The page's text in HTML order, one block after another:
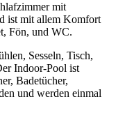
mit
ist mit allem Komfort
Fön, und WC.
Sesseln, Tisch,
Indoor-Pool ist
Badetücher,
und werden einmal